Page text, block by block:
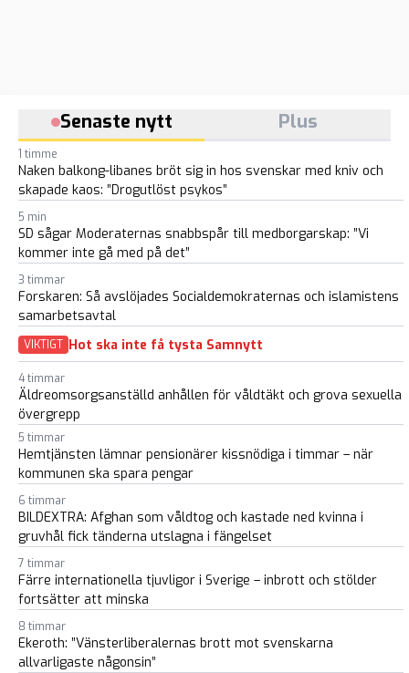
Senaste nytt Plus
1 timme
Naken balkong-libanes bröt sig in hos svenskar med kniv och
skapade kaos: ”Drogutlöst psykos”
5 min
SD sågar Moderaternas snabbspår till medborgarskap: ”Vi
kommer inte gå med på det”
3 timmar
Forskaren: Så avslöjades Socialdemokraternas och islamistens
samarbetsavtal
VIKTIGT Hot ska inte få tysta Samnytt
4 timmar
Äldreomsorgsanställd anhållen för våldtäkt och grova sexuella
övergrepp
5 timmar
Hemtjänsten lämnar pensionärer kissnödiga i timmar – när
kommunen ska spara pengar
6 timmar
BILDEXTRA: Afghan som våldtog och kastade ned kvinna i
gruvhål fick tänderna utslagna i fängelset
7 timmar
Färre internationella tjuvligor i Sverige – inbrott och stölder
fortsätter att minska
8 timmar
Ekeroth: ”Vänsterliberalernas brott mot svenskarna
allvarligaste någonsin”